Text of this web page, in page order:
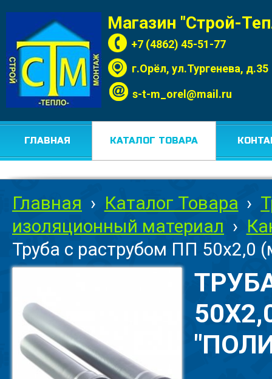
Магазин "Строй-
+7 (4862) 45-51-77
г.Орёл, ул.Тургенева, д.35
s-t-m_orel@mail.ru
ГЛАВНАЯ КАТАЛОГ ТОВАРА
Главная › Каталог Товара ›
изоляционный материал ›
Труба с раструбом ПП 50х2,0